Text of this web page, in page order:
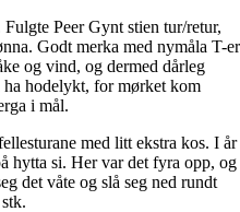
Peer Gynt stien tur/retur,
Godt merka med nymåla T-
og vind, og dermed dårleg
hodelykt, for mørket kom
i mål.
med litt ekstra kos. I år
hytta si. Her var det fyra opp, og
det våte og slå seg ned rundt